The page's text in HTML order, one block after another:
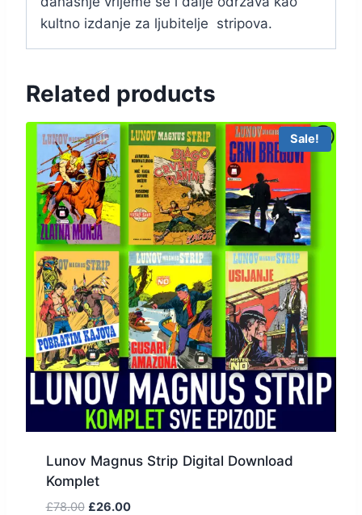
kultno izdanje za ljubitelje stripova.
Related products
Sale!
Lunov Magnus Strip Digital Download
Komplet
£78.00 £26.00